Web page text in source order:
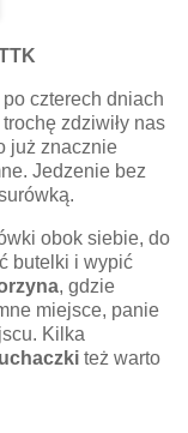
czterech dniach
zdziwiły nas
już znacznie
Jedzenie bez
obok siebie, do
butelki i wypić
, gdzie
miejsce, panie
Kilka
też warto